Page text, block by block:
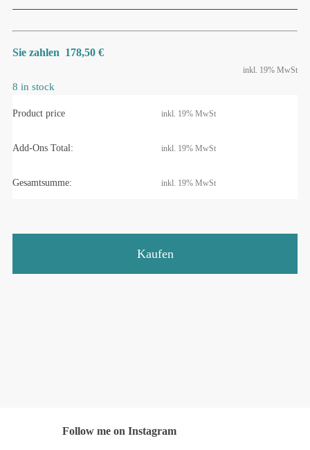
Sie zahlen 178,50 €
inkl. 19% MwSt
8 in stock
Product price inkl. 19% MwSt
Add-Ons Total: inkl. 19% MwSt
Gesamtsumme: inkl. 19% MwSt
Kaufen
Follow me on Instagram